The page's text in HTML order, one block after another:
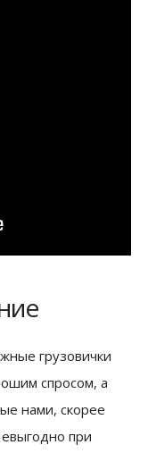
грузовички
спросом, а
нами, скорее
при